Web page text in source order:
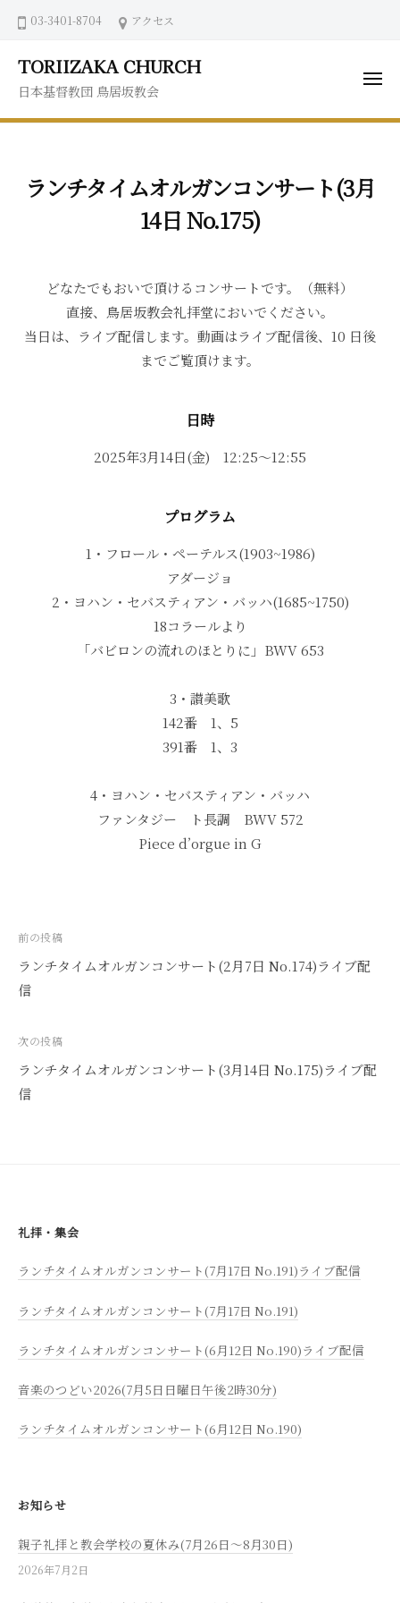
03-3401-8704 アクセス
TORIIZAKA CHURCH
日本基督教団 鳥居坂教会
メ
ュ
ランチタイムオルガンコンサート(3月
14日 No.175)
どなたでもおいで頂けるコンサートです。（無料）
直接、鳥居坂教会礼拝堂においでください。
当日は、ライブ配信します。動画はライブ配信後、10 日後
までご覧頂けます。
日時
2025年3月14日(金) 12:25～12:55
プログラム
1・フロール・ペーテルス(1903~1986)
アダージョ
2・ヨハン・セバスティアン・バッハ(1685~1750)
18コラールより
「バビロンの流れのほとりに」BWV 653
3・讃美歌
142番 1、5
391番 1、3
4・ヨハン・セバスティアン・バッハ
ファンタジー ト長調 BWV 572
Piece d’orgue in G
投
稿
ナ
ゲ
ー
シ
前の投稿
ランチタイムオルガンコンサート(2月7日 No.174)ライブ配
信
次の投稿
ランチタイムオルガンコンサート(3月14日 No.175)ライブ配
信
礼拝・集会
ランチタイムオルガンコンサート(7月17日 No.191)ライブ配信
ランチタイムオルガンコンサート(7月17日 No.191)
ランチタイムオルガンコンサート(6月12日 No.190)ライブ配信
音楽のつどい2026(7月5日日曜日午後2時30分)
ランチタイムオルガンコンサート(6月12日 No.190)
お知らせ
親子礼拝と教会学校の夏休み(7月26日～8月30日)
2026年7月2日